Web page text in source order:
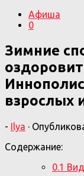
Афиша
0
Зимние
взрослых
- Ilya ·
Содержание:
0.1